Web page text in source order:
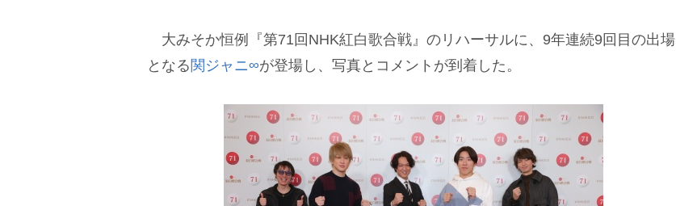
大みそか恒例『第71回NHK紅白歌合戦』のリハーサルに、9年連続9回目の出場
となる 関ジャニ∞が登場し、写真とコメントが到着した。